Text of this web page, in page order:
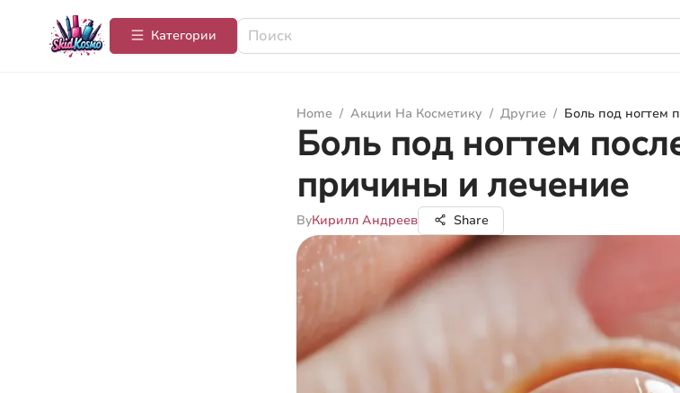
Категории
Home / Акции На Косметику / Другие / Боль под ногтем
Боль под ногтем
причины и лечение
ByКирилл Андреев Share